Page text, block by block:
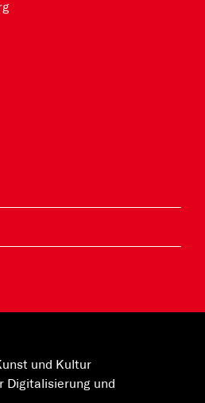
und Kultur
Digitalisierung und